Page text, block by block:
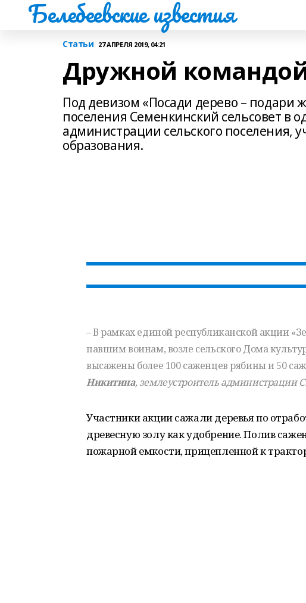
Белебеевские известия
Статьи 27 АПРЕЛЯ 2019, 04:21
Дружной
Под девизом «Посади дерево – подари
поселения Семенкинский сельсовет в
администрации сельского поселения,
образования.
– В рамках единой республиканской акции
павшим воинам, возле сельского Дома
высажены более 100 саженцев рябины и 50
Никитина, землеустроитель администрации
Участники акции сажали деревья по
древесную золу как удобрение. Полив
пожарной емкости, прицепленной к